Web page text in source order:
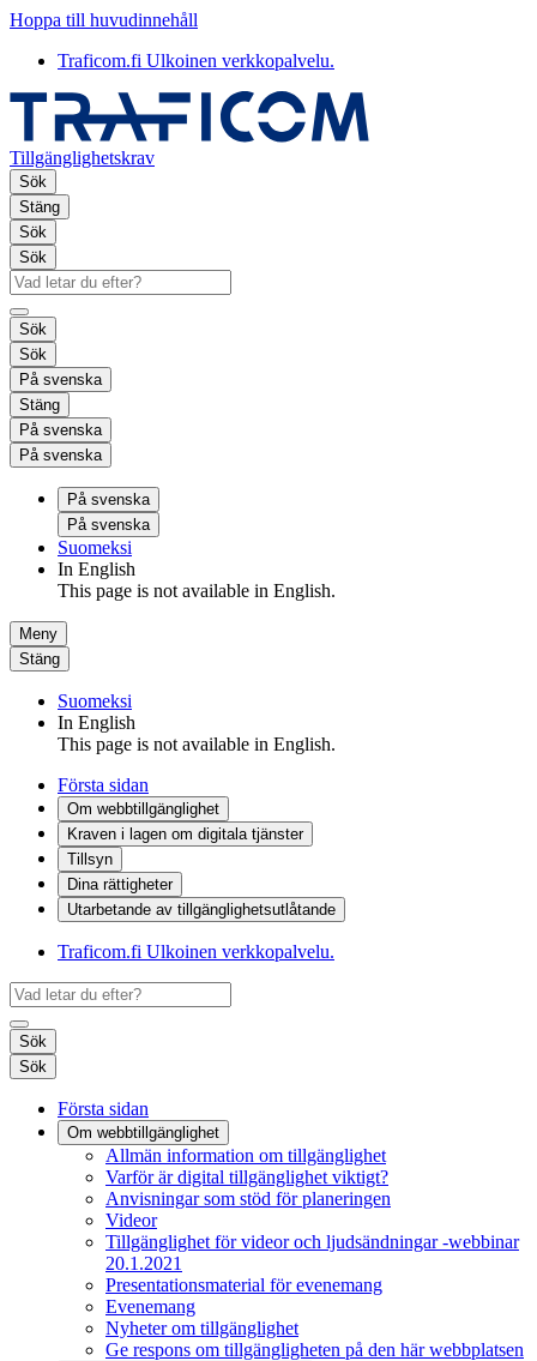
Hoppa till huvudinnehåll
Traficom.fi Ulkoinen verkkopalvelu.
Tillgänglighetskrav
Sök
Stäng
Sök
Sök
Sök
Sök
På svenska
Stäng
På svenska
På svenska
På svenska
På svenska
Suomeksi
In English
This page is not available in English.
Meny
Stäng
Suomeksi
In English
This page is not available in English.
Första sidan
Om webbtillgänglighet
Kraven i lagen om digitala tjänster
Tillsyn
Dina rättigheter
Utarbetande av tillgänglighets­utlåtande
Traficom.fi Ulkoinen verkkopalvelu.
Sök
Sök
Första sidan
Om webbtillgänglighet
Allmän information om tillgänglighet
Varför är digital tillgänglighet viktigt?
Anvisningar som stöd för planeringen
Videor
Tillgänglighet för videor och ljudsändningar -webbinar
20.1.2021
Presentationsmaterial för evenemang
Evenemang
Nyheter om tillgänglighet
Ge respons om tillgängligheten på den här webbplatsen